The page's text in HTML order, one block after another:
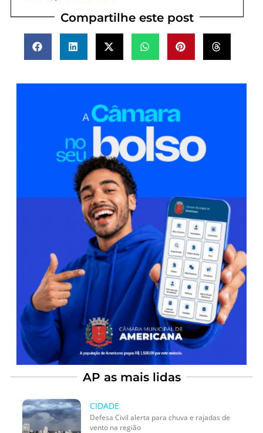
Compartilhe este post
AP as mais lidas
CIDADE
Defesa Civil alerta para chuva e rajadas de
vento na região